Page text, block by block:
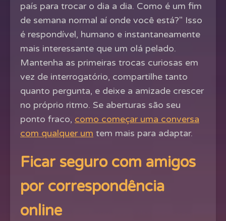
país para trocar o dia a dia. Como é um fim
de semana normal aí onde você está?" Isso
é respondível, humano e instantaneamente
mais interessante que um olá pelado.
Mantenha as primeiras trocas curiosas em
vez de interrogatório, compartilhe tanto
quanto pergunta, e deixe a amizade crescer
no próprio ritmo. Se aberturas são seu
ponto fraco, como começar uma conversa
com qualquer um tem mais para adaptar.
Ficar seguro com amigos
por correspondência
online